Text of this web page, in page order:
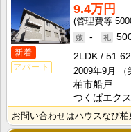
新着
アパート
9.4万円
-
2LDK
2009年9月
柏市船戸
つくばエク
お問い合わせはハウスなび